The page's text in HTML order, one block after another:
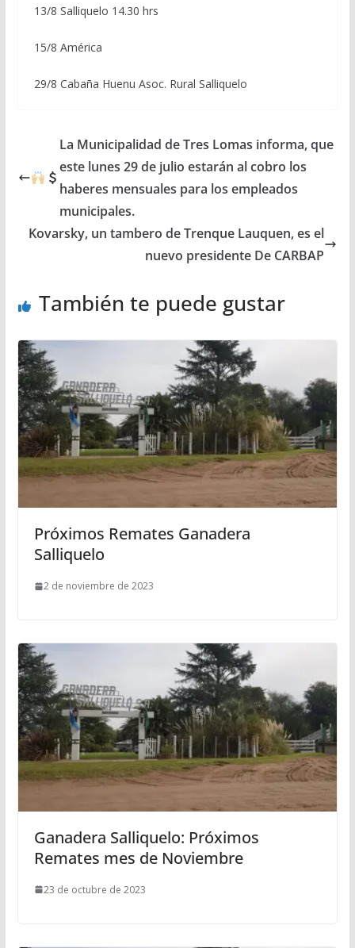
13/8 Salliquelo 14.30 hrs
15/8 América
29/8 Cabaña Huenu Asoc. Rural Salliquelo
La Municipalidad de Tres Lomas informa, que
este lunes 29 de julio estarán al cobro los
haberes mensuales para los empleados
municipales.
Kovarsky, un tambero de Trenque Lauquen, es el
nuevo presidente De CARBAP
También te puede gustar
Próximos Remates Ganadera
Salliquelo
2 de noviembre de 2023
Ganadera Salliquelo: Próximos
Remates mes de Noviembre
23 de octubre de 2023